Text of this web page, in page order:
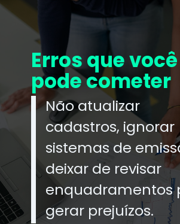
Erros que
pode cometer
Não atualizar
cadastros, ignorar
sistemas de
deixar de revisar
enquadramentos
gerar prejuízos.